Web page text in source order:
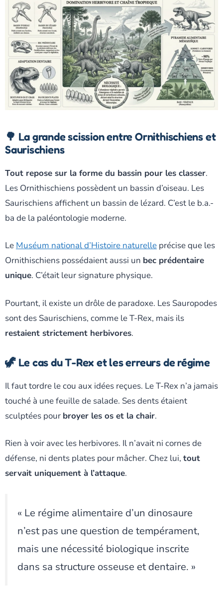
🌳 La grande scission entre Ornithischiens et
Saurischiens
Tout repose sur la forme du bassin pour les classer.
Les Ornithischiens possèdent un bassin d’oiseau. Les
Saurischiens affichent un bassin de lézard. C’est le b.a.-
ba de la paléontologie moderne.
Le Muséum national d’Histoire naturelle précise que les
Ornithischiens possédaient aussi un bec prédentaire
unique. C’était leur signature physique.
Pourtant, il existe un drôle de paradoxe. Les Sauropodes
sont des Saurischiens, comme le T-Rex, mais ils
restaient strictement herbivores.
🦖 Le cas du T-Rex et les erreurs de régime
Il faut tordre le cou aux idées reçues. Le T-Rex n’a jamais
touché à une feuille de salade. Ses dents étaient
sculptées pour broyer les os et la chair.
Rien à voir avec les herbivores. Il n’avait ni cornes de
défense, ni dents plates pour mâcher. Chez lui, tout
servait uniquement à l’attaque.
« Le régime alimentaire d’un dinosaure
n’est pas une question de tempérament,
mais une nécessité biologique inscrite
dans sa structure osseuse et dentaire. »